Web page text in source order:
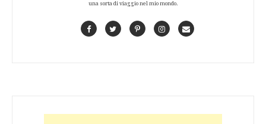
una sorta di viaggio nel mio mondo.
FacebookTwitterPinterestInstagramContact